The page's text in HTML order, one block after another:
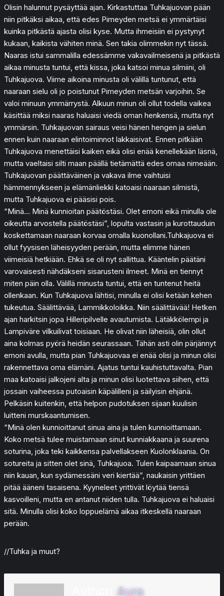
Olisin halunnut pysäyttää ajan. Kirkastuttaa Tuhkajuovan pään
niin pitkäksi aikaa, että edes Pimeyden metsä ei ymmärtäisi
kuinka pitkästä ajasta olisi kyse. Mutta ihmeisiin ei pystynyt
kukaan, kaikista vähiten minä. Sen takia olimmekin nyt tässä.
Naaras istui sammalilla edessämme vakavailmeisenä ja pitkästä
aikaa minusta tuntui, että kissa, joka katsoi minua silmiini, oli
Tuhkajuova. Viime aikoina minusta oli välillä tuntunut, että
naaraan sielu oli jo poistunut Pimeyden metsän varjoihin. Se
valoi minuun ymmärrystä. Alkuun minun oli ollut todella vaikea
käsittää miksi naaras haluaisi viedä oman henkensä, mutta nyt
ymmärsin. Tuhkajuovan sairaus veisi hänen hengen ja sielun
ennen kuin naaraan elintoiminnot lakkaisivat. Ennen pitkään
Tuhkajuova menettäisi kaiken eikä olisi enää kenellekään läsnä,
mutta vaeltaisi silti maan päällä tietämättä edes omaa nimeään.
Tuhkajuovan päättäväinen ja vakava ilme vaihtuisi
hämmennykseen ja elämänliekki katoaisi naaraan silmistä,
mutta Tuhkajuova ei pääsisi pois.
“Minä… Minä kunnioitan päätöstäsi. Olet emoni eikä minulla ole
oikeutta arvostella päätöstäsi”, lopulta vastasin ja kurottauduin
koskettamaan naaraan korvaa omalla kuonollani.Tuhkajuova ei
ollut fyysisen läheisyyden perään, mutta elimme hänen
viimeisiä hetkiään. Ehkä se oli nyt sallittua. Kääntelin päätäni
varovaisesti nähdäkseni sisarusteni ilmeet. Minä en tiennyt
miten päin olla. Välillä minusta tuntui, että en tuntenut heitä
ollenkaan. Kun Tuhkajuova lähtisi, minulla ei olisi ketään kehen
tukeutua. Säälittävää, Lammikkoloikka. Niin säälittävää! Hetken
ajan harkitsin jopa Hilleripilvelle avautumista. Lätäkkölempi ja
Lampiväre vilkuilivat toisiaan. He olivat niin läheisiä, olin ollut
aina kolmas pyörä heidän seurassaan. Tähän asti olin pärjännyt
emoni avulla, mutta pian Tuhkajuovaa ei enää olisi ja minun olisi
rakennettava oma elämäni. Ajatus tuntui kauhistuttavalta. Pian
maa katoaisi jalkojeni alta ja minun olisi luotettava siihen, että
jossain vaiheessa putoaisin käpälilleni ja säilyisin ehjänä.
Pelkäsin kuitenkin, että helpon pudotuksen sijaan kuulisin
luitteni murskaantumisen.
“Minä olen kunnioittanut sinua aina ja tulen kunnioittamaan.
Koko metsä tulee muistamaan sinut kunniakkaana ja suurena
soturina, joka teki kaikkensa palvellakseen Kuolonklaania. On
sotureita ja sitten olet sinä, Tuhkajuoa. Tulen kaipaamaan sinua
niin kauan, kun sydämessäni veri kiertää”, naukaisin yrittäen
pitää ääneni tasaisena. Kyyneleet yrittivät löytää tiensä
kasvoilleni, mutta en antanut niiden tulla. Tuhkajuova ei haluaisi
sitä. Minulla olisi koko loppuelämä aikaa itkeskellä naaraan
perään.
//Tuhka ja muut?
Aura